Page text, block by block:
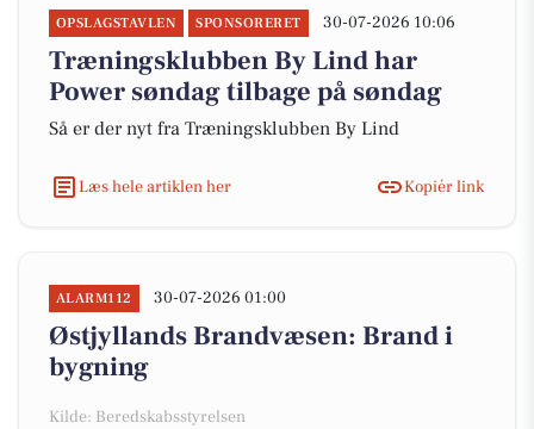
OPSLAGSTAVLEN SPONSORERET 30-07-2026 10:06
Træningsklubben By Lind har
Power søndag tilbage på søndag
Så er der nyt fra Træningsklubben By Lind
Læs hele artiklen her Kopiér link
ALARM112 30-07-2026 01:00
Østjyllands Brandvæsen: Brand i
bygning
Kilde: Beredskabsstyrelsen